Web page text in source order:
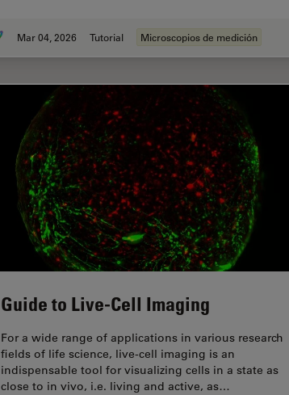
Mar 04, 2026 Tutorial Microscopios de medición
Guide to Live-Cell Imaging
For a wide range of applications in various research
fields of life science, live-cell imaging is an
indispensable tool for visualizing cells in a state as
close to in vivo, i.e. living and active, as…